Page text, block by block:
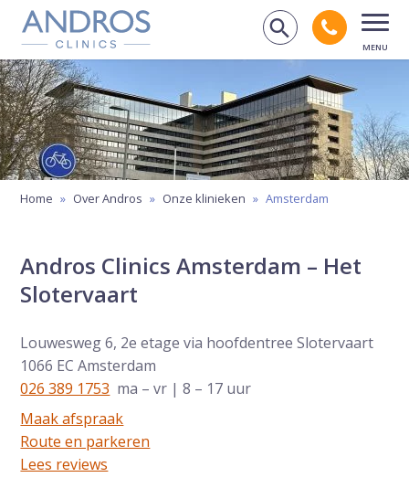
Navigatie overslaan
Zoek op
Bel
Home » Over Andros » Onze klinieken » Amsterdam
Andros Clinics Amsterdam – Het
Slotervaart
Louwesweg 6, 2e etage via hoofdentree Slotervaart
1066 EC Amsterdam
026 389 1753 ma – vr | 8 – 17 uur
Maak afspraak
Route en parkeren
Lees reviews